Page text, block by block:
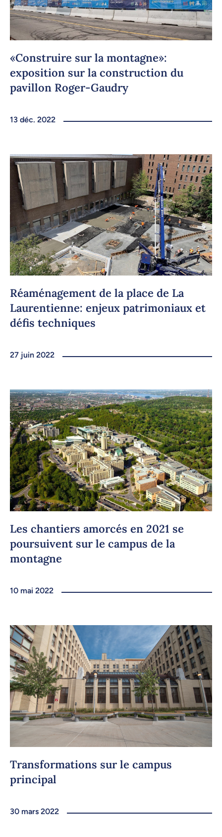
«Construire sur la montagne»:
exposition sur la construction du
pavillon Roger-Gaudry
13 déc. 2022
Réaménagement de la place de La
Laurentienne: enjeux patrimoniaux et
défis techniques
27 juin 2022
Les chantiers amorcés en 2021 se
poursuivent sur le campus de la
montagne
10 mai 2022
Transformations sur le campus
principal
30 mars 2022